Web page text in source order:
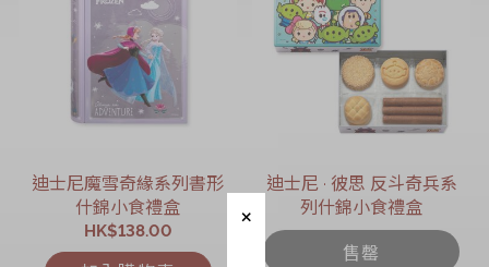
迪士尼魔雪奇緣系列書形
什錦小食禮盒
HK$138.00
迪士尼 ∙ 彼思 反斗奇兵系
列什錦小食禮盒
售罄